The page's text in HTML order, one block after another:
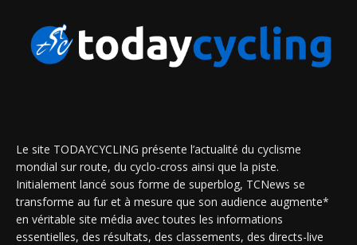
Le site TODAYCYCLING présente l’actualité du cyclisme
mondial sur route, du cyclo-cross ainsi que la piste.
Initialement lancé sous forme de superblog, TCNews se
transforme au fur et à mesure que son audience augmente*
en véritable site média avec toutes les informations
essentielles, des résultats, des classements, des directs-live